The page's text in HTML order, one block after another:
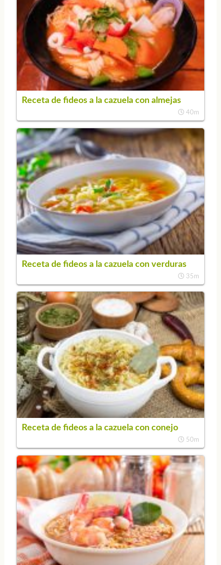
Receta de fideos a la cazuela con almejas
40m
Receta de fideos a la cazuela con verduras
35m
Receta de fideos a la cazuela con conejo
50m